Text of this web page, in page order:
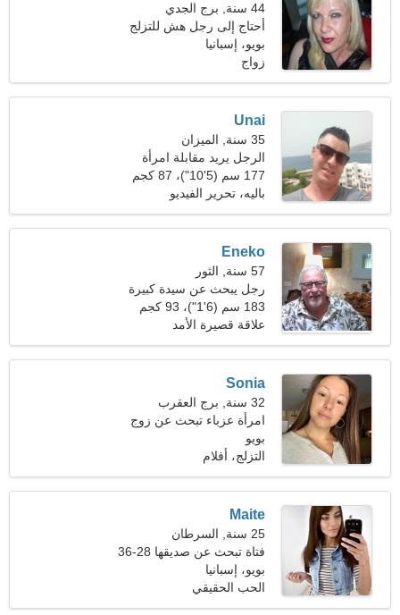
44 سنة, برج الجدي
أحتاج إلى رجل هش للتزلج
بويو، إسبانيا
زواج
Unai
35 سنة, الميزان
الرجل يريد مقابلة امرأة
177 سم (5'10")، 87 كجم
(191 رطلا)
باليه، تحرير الفيديو
Eneko
57 سنة, الثور
رجل يبحث عن سيدة كبيرة
183 سم (6'1")، 93 كجم
(205 رطلا)
علاقة قصيرة الأمد
Sonia
32 سنة, برج العقرب
امرأة عزباء تبحث عن زوج
35-44
بويو
التزلج، أفلام
Maite
25 سنة, السرطان
فتاة تبحث عن صديقها 28-36
بويو، إسبانيا
الحب الحقيقي